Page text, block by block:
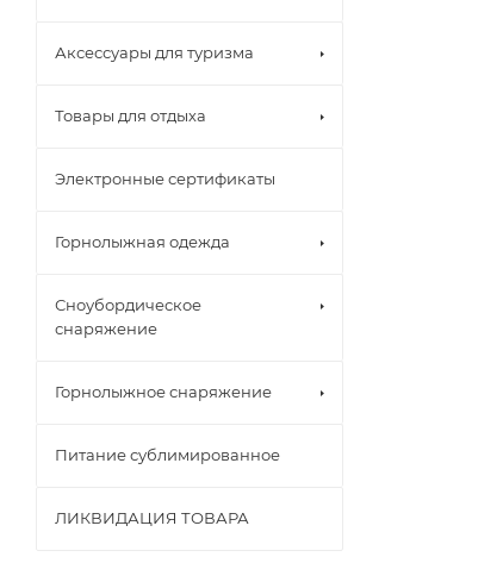
Аксессуары для туризма
Товары для отдыха
Электронные сертификаты
Горнолыжная одежда
Сноубордическое
снаряжение
Горнолыжное снаряжение
Питание сублимированное
ЛИКВИДАЦИЯ ТОВАРА